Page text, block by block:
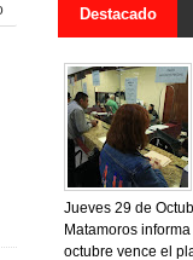
Destacado
Jueves 29 de
Matamoros
octubre vence el